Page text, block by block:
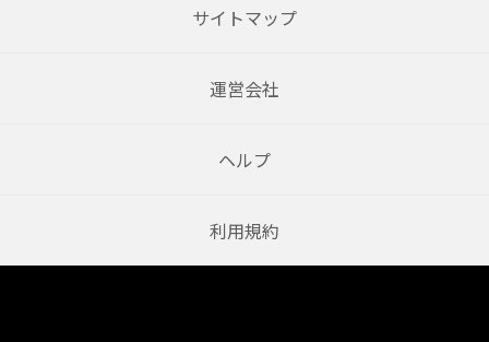
サイトマップ
運営会社
ヘルプ
利用規約